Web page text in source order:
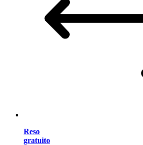
Reso
gratuito